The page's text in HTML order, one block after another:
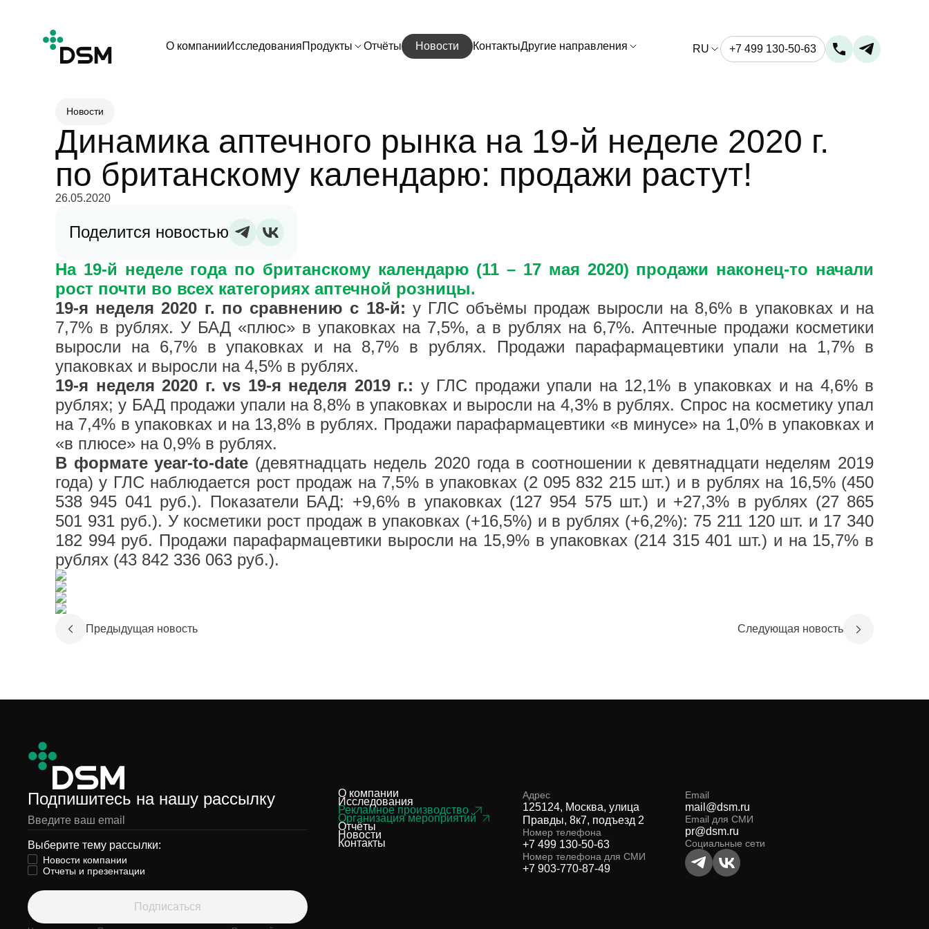
О компанииИсследованияПродукты Отчёты Новости КонтактыДругие направления RU +7 499 130-50-63
Новости
Динамика аптечного рынка на 19-й неделе 2020 г.
по британскому календарю: продажи растут!
26.05.2020
Поделится новостью
На 19-й неделе года по британскому календарю (11 – 17 мая 2020) продажи наконец-то начали
рост почти во всех категориях аптечной розницы.
19-я неделя 2020 г. по сравнению с 18-й: у ГЛС объёмы продаж выросли на 8,6% в упаковках и на
7,7% в рублях. У БАД «плюс» в упаковках на 7,5%, а в рублях на 6,7%. Аптечные продажи косметики
выросли на 6,7% в упаковках и на 8,7% в рублях. Продажи парафармацевтики упали на 1,7% в
упаковках и выросли на 4,5% в рублях.
19-я неделя 2020 г. vs 19-я неделя 2019 г.: у ГЛС продажи упали на 12,1% в упаковках и на 4,6% в
рублях; у БАД продажи упали на 8,8% в упаковках и выросли на 4,3% в рублях. Спрос на косметику упал
на 7,4% в упаковках и на 13,8% в рублях. Продажи парафармацевтики «в минусе» на 1,0% в упаковках и
«в плюсе» на 0,9% в рублях.
В формате year-to-date (девятнадцать недель 2020 года в соотношении к девятнадцати неделям 2019
года) у ГЛС наблюдается рост продаж на 7,5% в упаковках (2 095 832 215 шт.) и в рублях на 16,5% (450
538 945 041 руб.). Показатели БАД: +9,6% в упаковках (127 954 575 шт.) и +27,3% в рублях (27 865
501 931 руб.). У косметики рост продаж в упаковках (+16,5%) и в рублях (+6,2%): 75 211 120 шт. и 17 340
182 994 руб. Продажи парафармацевтики выросли на 15,9% в упаковках (214 315 401 шт.) и на 15,7% в
рублях (43 842 336 063 руб.).
Предыдущая новость Следующая новость
Подпишитесь на нашу рассылку
Выберите тему рассылки:
Новости компании
Отчеты и презентации
Подписаться
О компании
Исследования
Рекламное производство
Организация мероприятий
Отчёты
Новости
Контакты
Адрес
125124, Москва, улица
Правды, 8к7, подъезд 2
Номер телефона
+7 499 130-50-63
Номер телефона для СМИ
+7 903-770-87-49
Email
mail@dsm.ru
Email для СМИ
pr@dsm.ru
Социальные сети